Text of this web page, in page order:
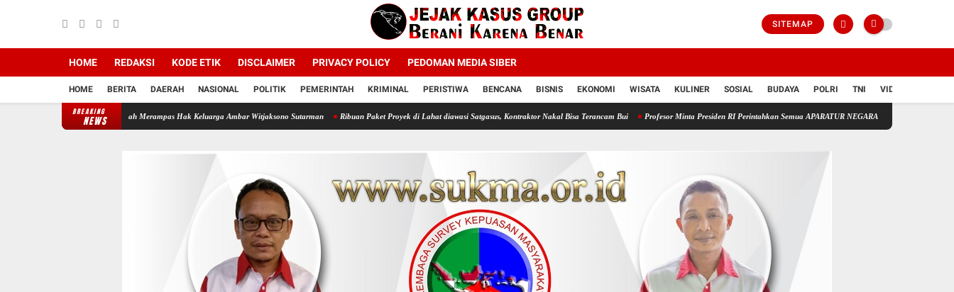
SITEMAP
HOME REDAKSI KODE ETIK DISCLAIMER PRIVACY POLICY PEDOMAN MEDIA SIBER
HOME BERITA DAERAH NASIONAL POLITIK PEMERINTAH KRIMINAL PERISTIWA BENCANA BISNIS EKONOMI WISATA KULINER SOSIAL BUDAYA POLRI TNI VIDIO
BREAKING
NEWS
Backing Mafia Tanah Merampas Hak Keluarga Ambar Witjaksono Sutarman Ribuan Paket Proyek di Lahat diawasi Satgasus, Kontraktor Nakal Bisa Terancam Bui Profesor Minta Presiden RI Perintahkan Semua APARATUR NEGARA Di Seluruh Indonesia Tertibkan